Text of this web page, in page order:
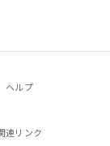
ヘルプ
連リンク